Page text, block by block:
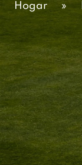
Hogar »